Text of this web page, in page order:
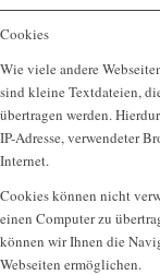
Cookies
Wie viele andere
sind kleine Textdateien,
übertragen werden.
IP-Adresse, verwendeter
Internet.
Cookies können nicht
einen Computer zu
können wir Ihnen die
Webseiten ermöglichen.